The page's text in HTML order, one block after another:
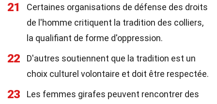
21
Certaines organisations de défense des droits
de l'homme critiquent la tradition des colliers,
la qualifiant de forme d'oppression.
22
D'autres soutiennent que la tradition est un
choix culturel volontaire et doit être respectée.
23
Les femmes girafes peuvent rencontrer des